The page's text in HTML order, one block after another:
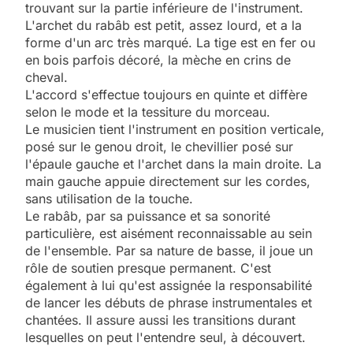
trouvant sur la partie inférieure de l'instrument.
L'archet du rabâb est petit, assez lourd, et a la
forme d'un arc très marqué. La tige est en fer ou
en bois parfois décoré, la mèche en crins de
cheval.
L'accord s'effectue toujours en quinte et diffère
selon le mode et la tessiture du morceau.
Le musicien tient l'instrument en position verticale,
posé sur le genou droit, le chevillier posé sur
l'épaule gauche et l'archet dans la main droite. La
main gauche appuie directement sur les cordes,
sans utilisation de la touche.
Le rabâb, par sa puissance et sa sonorité
particulière, est aisément reconnaissable au sein
de l'ensemble. Par sa nature de basse, il joue un
rôle de soutien presque permanent. C'est
également à lui qu'est assignée la responsabilité
de lancer les débuts de phrase instrumentales et
chantées. Il assure aussi les transitions durant
lesquelles on peut l'entendre seul, à découvert.